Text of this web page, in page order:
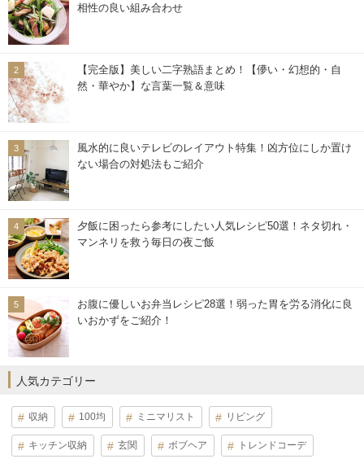
相性の良い組み合わせ
【完全版】美しい二字熟語まとめ！【儚い・幻想的・自
然・華やか】な言葉一覧＆意味
風水的に良いテレビのレイアウト特集！凶方位にしか置け
ない場合の対処法もご紹介
夕飯に困ったら参考にしたい人気レシピ50選！ネタ切れ・
マンネリを救う毎日の夜ご飯
お腹に優しいお弁当レシピ28選！弱った胃を労る消化に良
いおかずをご紹介！
人気カテゴリー
収納 100均 ミニマリスト リビング
キッチン収納 玄関 ボブヘア トレンドコーデ